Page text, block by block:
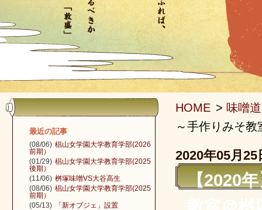
HOME > 味噌道
～手作りみそ
2020年05月25
【2020
最近の記事
(08/06) 椙山女学園大学教育学部(2026
前期）
(01/29) 椙山女学園大学教育学部(2025
後期）
(11/06) 桝塚味噌VS大谷高生
(08/06) 椙山女学園大学教育学部(2025
前期）
(05/13)
「新オブジェ」設置